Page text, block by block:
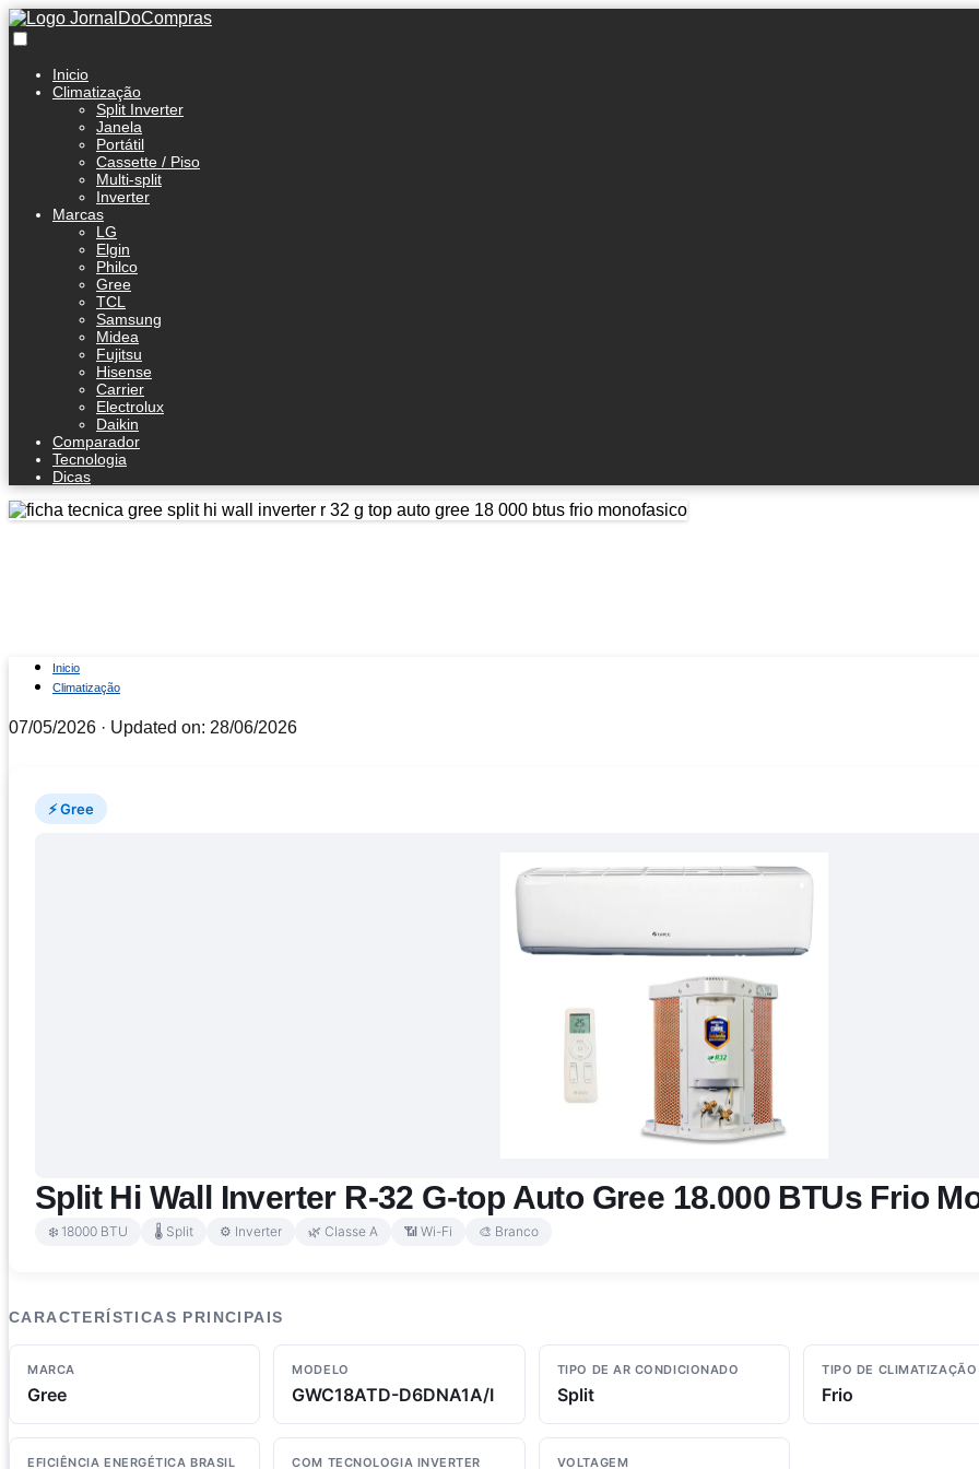
Inicio
Climatização
Split Inverter
Janela
Portátil
Cassette / Piso
Multi-split
Inverter
Marcas
LG
Elgin
Philco
Gree
TCL
Samsung
Midea
Fujitsu
Hisense
Carrier
Electrolux
Daikin
Comparador
Tecnologia
Dicas
Inicio
Climatização
07/05/2026 · Updated on: 28/06/2026
⚡ Gree
Split Hi Wall Inverter R-32 G-top Auto Gree 18.000 BTUs Frio
❄️ 18000 BTU 🌡️ Split ⚙️ Inverter 🌿 Classe A 📶 Wi-Fi 🎨 Branco
CARACTERÍSTICAS PRINCIPAIS
MARCA
Gree
MODELO
GWC18ATD-D6DNA1A/I
TIPO DE AR CONDICIONADO
Split
TIPO DE CLIMATIZAÇÃO
Frio
EFICIÊNCIA ENERGÉTICA BRASIL COM TECNOLOGIA INVERTER VOLTAGEM